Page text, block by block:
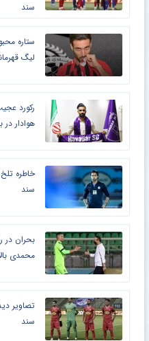
سند
ستاره
لیگ
رکورد
هوادار
خاطره
سند
بحران در
محمدی
تصاویر
سند